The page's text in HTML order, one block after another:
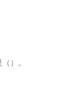
）。